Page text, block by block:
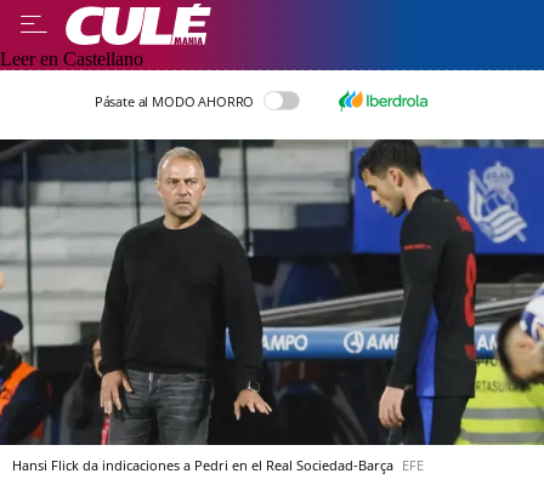
Leer en Castellano
Pásate al MODO AHORRO
Hansi Flick da indicaciones a Pedri en el Real Sociedad-Barça EFE